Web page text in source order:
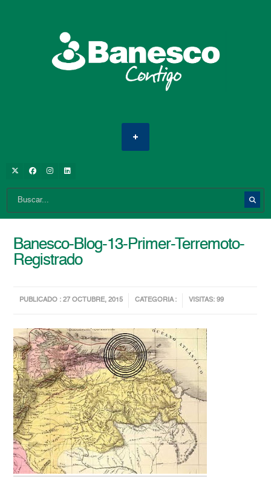
Banesco-Blog-13-Primer-Terremoto-
Registrado
PUBLICADO : 27 OCTUBRE, 2015 CATEGORIA : VISITAS: 99